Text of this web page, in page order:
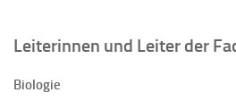
Leiterinnen und Leiter der
Biologie